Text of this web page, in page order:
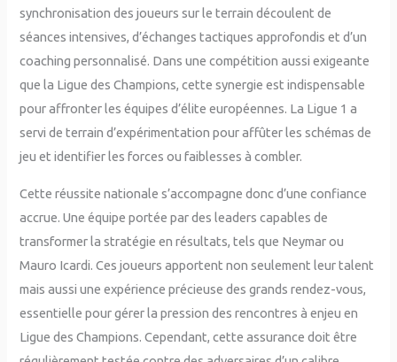
synchronisation des joueurs sur le terrain découlent de
séances intensives, d’échanges tactiques approfondis et d’un
coaching personnalisé. Dans une compétition aussi exigeante
que la Ligue des Champions, cette synergie est indispensable
pour affronter les équipes d’élite européennes. La Ligue 1 a
servi de terrain d’expérimentation pour affûter les schémas de
jeu et identifier les forces ou faiblesses à combler.
Cette réussite nationale s’accompagne donc d’une confiance
accrue. Une équipe portée par des leaders capables de
transformer la stratégie en résultats, tels que Neymar ou
Mauro Icardi. Ces joueurs apportent non seulement leur talent
mais aussi une expérience précieuse des grands rendez-vous,
essentielle pour gérer la pression des rencontres à enjeu en
Ligue des Champions. Cependant, cette assurance doit être